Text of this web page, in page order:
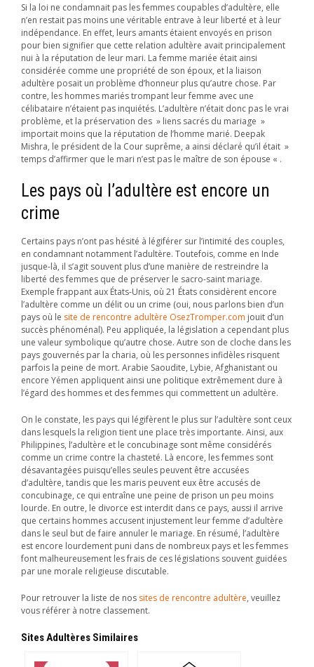
Si la loi ne condamnait pas les femmes coupables d’adultère, elle
n’en restait pas moins une véritable entrave à leur liberté et à leur
indépendance. En effet, leurs amants étaient envoyés en prison
pour bien signifier que cette relation adultère avait principalement
nui à la réputation de leur mari. La femme mariée était ainsi
considérée comme une propriété de son époux, et la liaison
adultère posait un problème d’honneur plus qu’autre chose. Par
contre, les hommes mariés trompant leur femme avec une
célibataire n’étaient pas inquiétés. L’adultère n’était donc pas le vrai
problème, et la préservation des » liens sacrés du mariage »
importait moins que la réputation de l’homme marié. Deepak
Mishra, le président de la Cour suprême, a ainsi déclaré qu’il était »
temps d’affirmer que le mari n’est pas le maître de son épouse « .
Les pays où l’adultère est encore un
crime
Certains pays n’ont pas hésité à légiférer sur l’intimité des couples,
en condamnant notamment l’adultère. Toutefois, comme en Inde
jusque-là, il s’agit souvent plus d’une manière de restreindre la
liberté des femmes que de préserver le sacro-saint mariage.
Exemple frappant aux États-Unis, où 21 États considèrent encore
l’adultère comme un délit ou un crime (oui, nous parlons bien d’un
pays où le site de rencontre adultère OsezTromper.com jouit d’un
succès phénoménal). Peu appliquée, la législation a cependant plus
une valeur symbolique qu’autre chose. Autre son de cloche dans les
pays gouvernés par la charia, où les personnes infidèles risquent
parfois la peine de mort. Arabie Saoudite, Lybie, Afghanistant ou
encore Yémen appliquent ainsi une politique extrêmement dure à
l’égard des hommes et des femmes qui commettent un adultère.
On le constate, les pays qui légifèrent le plus sur l’adultère sont ceux
dans lesquels la religion tient une place très importante. Ainsi, aux
Philippines, l’adultère et le concubinage sont même considérés
comme un crime contre la chasteté. Là encore, les femmes sont
désavantagées puisqu’elles seules peuvent être accusées
d’adultère, tandis que les maris peuvent eux être accusés de
concubinage, ce qui entraîne une peine de prison un peu moins
lourde. En outre, le divorce est interdit dans ce pays, aussi il arrive
que certains hommes accusent injustement leur femme d’adultère
dans le seul but de faire annuler le mariage. En résumé, l’adultère
est encore lourdement puni dans de nombreux pays et les femmes
font malheureusement les frais de ces législations souvent guidées
par une morale religieuse discutable.
Pour retrouver la liste de nos sites de rencontre adultère, veuillez
vous référer à notre classement.
Sites Adultères Similaires